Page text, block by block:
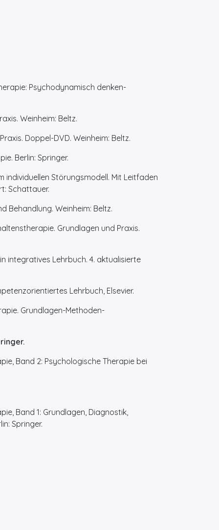
Psychodynamisch denken-
Weinheim: Beltz.
Doppel-DVD. Weinheim: Beltz.
Berlin: Springer.
Störungsmodell. Mit Leitfaden
Schattauer.
Behandlung. Weinheim: Beltz.
Grundlagen und Praxis.
integratives Lehrbuch. 4. aktualisierte
Lehrbuch, Elsevier.
Grundlagen-Methoden-
Band 2: Psychologische Therapie bei
Band 1: Grundlagen, Diagnostik,
Springer.